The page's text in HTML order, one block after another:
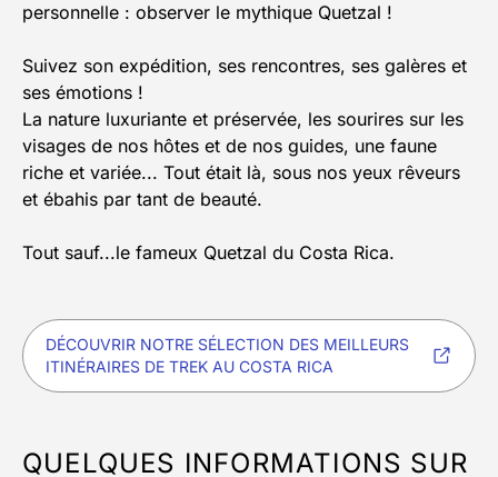
personnelle : observer le mythique Quetzal !
Suivez son expédition, ses rencontres, ses galères et
ses émotions !
La nature luxuriante et préservée, les sourires sur les
visages de nos hôtes et de nos guides, une faune
riche et variée... Tout était là, sous nos yeux rêveurs
et ébahis par tant de beauté.
Tout sauf...le fameux Quetzal du Costa Rica.
DÉCOUVRIR NOTRE SÉLECTION DES MEILLEURS
ITINÉRAIRES DE TREK AU COSTA RICA
QUELQUES INFORMATIONS SUR